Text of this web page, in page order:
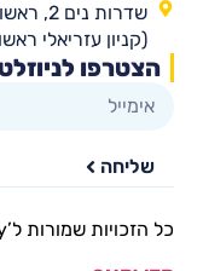
שדרות נים 2, ראשון לציון
(קניון עזריאלי
הצטרפו
שליחה
כל הזכויות שמורות ל’Drively’ ©®​